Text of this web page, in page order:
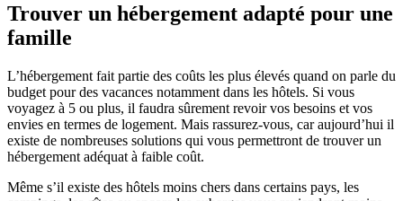
Trouver un hébergement adapté pour une
famille
L’hébergement fait partie des coûts les plus élevés quand on parle du
budget pour des vacances notamment dans les hôtels. Si vous
voyagez à 5 ou plus, il faudra sûrement revoir vos besoins et vos
envies en termes de logement. Mais rassurez-vous, car aujourd’hui il
existe de nombreuses solutions qui vous permettront de trouver un
hébergement adéquat à faible coût.
Même s’il existe des hôtels moins chers dans certains pays, les